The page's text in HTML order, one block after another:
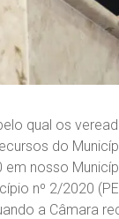
qual os
do
em nosso
nº 2/2020
a Câmara